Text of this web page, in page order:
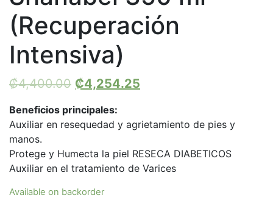
(Recuperación
Intensiva)
₡4,400.00 ₡4,254.25
Beneficios principales:
Auxiliar en resequedad y agrietamiento de pies y
manos.
Protege y Humecta la piel RESECA DIABETICOS
Auxiliar en el tratamiento de Varices
Available on backorder